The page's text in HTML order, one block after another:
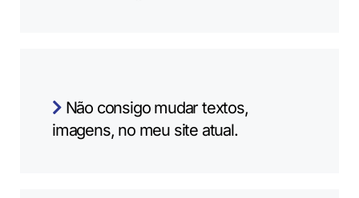
Não consigo mudar textos,
imagens, no meu site atual.